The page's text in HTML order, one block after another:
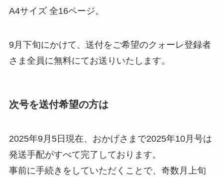
A4サイズ 全16ページ。
9月下旬にかけて、送付をご希望のクォーレ登録者
さま全員に無料にてお送りいたします。
次号を送付希望の方は
2025年9月5日現在、おかげさまで2025年10月号は
発送手配がすべて完了しております。
事前に手続きをしていただくことで、奇数月上旬